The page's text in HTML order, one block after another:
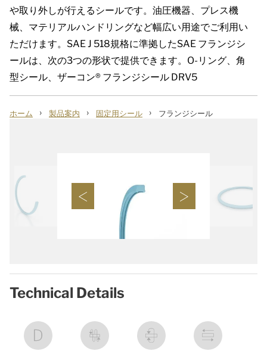
や取り外しが行えるシールです。油圧機器、プレス機
械、マテリアルハンドリングなど幅広い用途でご利用い
ただけます。 SAE J 518規格に準拠したSAE フランジシ
ールは、次の3つの形状で提供できます。 O- リング、角
型シール、ザーコン® フランジシール DRV5
ホーム › 製品案内 › 固定用シール › フランジシール
Technical Details